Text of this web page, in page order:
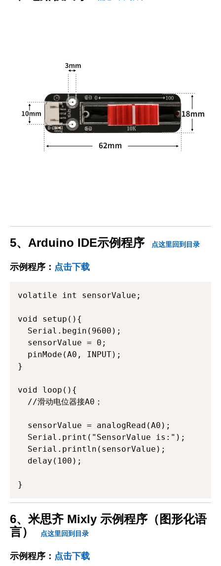
5、Arduino IDE示例程序 点这里回到目录
示例程序： 点击下载
volatile int sensorValue;
void setup(){
  Serial.begin(9600);
  sensorValue = 0;
  pinMode(A0, INPUT);
}
void loop(){
  //滑动电位器接A0；
  sensorValue = analogRead(A0);
  Serial.print("SensorValue is:");
  Serial.println(sensorValue);
  delay(100);
}
6、米思齐 Mixly 示例程序（图形化语
言）
点这里回到目录
示例程序： 点击下载